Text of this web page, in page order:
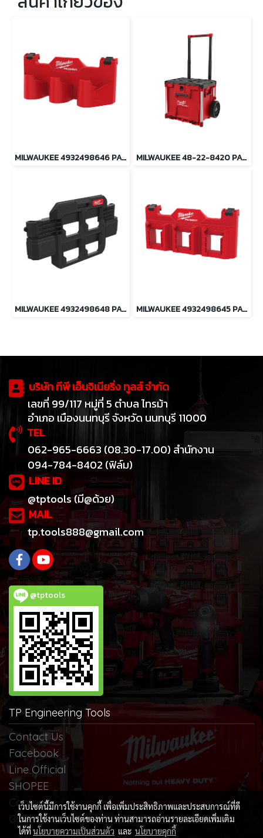
MILWAUKEE 4932498646 PACKOUT ช่องเก็บแบตเตอรี่ M12 MILWAUKEE 48-22-8420 PACKOUT ลิ้นชักล้อลาก
MILWAUKEE 4932498648 PACKOUT แผ่นแขวนอุปกรณ์ขนาดเล็ก MILWAUKEE 4932498645 PACKOUT ช่องเก็บแบตเตอรี่ M18
บริษัท ทีพี เอ็นจิเนียริ่ง ทูลส์ จำกัด
เลขที่ 99/117 หมู่ที่ 5 ตำบล ไทรม้า
อำเภอ เมืองนนทบุรี จังหวัด นนทบุรี 11000
TEL
062-965-6663 (08.30-17.00) สำนักงาน
094-784-8402 (ฟิล์ม)
LINE ID
@tptools (มี@ด้วย)
MAIL
tp.tools888@gmail.com
@tptools
TP Engineering Tools
Contact Us
Facebook
Line Official
SHOPEE
Content
Gallery
เว็บไซต์นี้มีการใช้งานคุกกี้ เพื่อเพิ่มประสิทธิภาพและประสบการณ์ที่ดี
ในการใช้งานเว็บไซต์ของท่าน ท่านสามารถอ่านรายละเอียดเพิ่มเติม
ได้ที่นโยบายความเป็นส่วนตัว และ นโยบายคุกกี้